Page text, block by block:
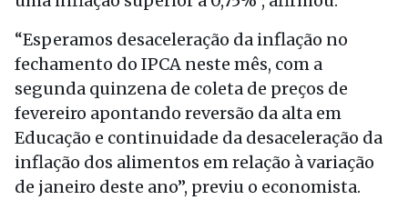
“Esperamos desaceleração da inflação no
fechamento do IPCA neste mês, com a
segunda quinzena de coleta de preços de
fevereiro apontando reversão da alta em
Educação e continuidade da desaceleração da
inflação dos alimentos em relação à variação
de janeiro deste ano”, previu o economista.